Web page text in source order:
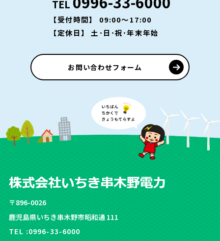
TEL
【受付時間】 09:00～17:00
【定休日】 土･日･祝･年末年始
お問い合わせフォーム
〒896-0026
鹿児島県いちき串木野市昭和通 111
TEL :0996-33-6000